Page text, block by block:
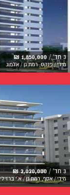
3 חד' / 1,850,000 ₪
מידי / פנקס, רמת גן / אלמוג
3 חד' / 2,020,000 ₪
מידי / אסף, רמת גן / א.י